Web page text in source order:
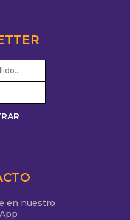
en nuestro